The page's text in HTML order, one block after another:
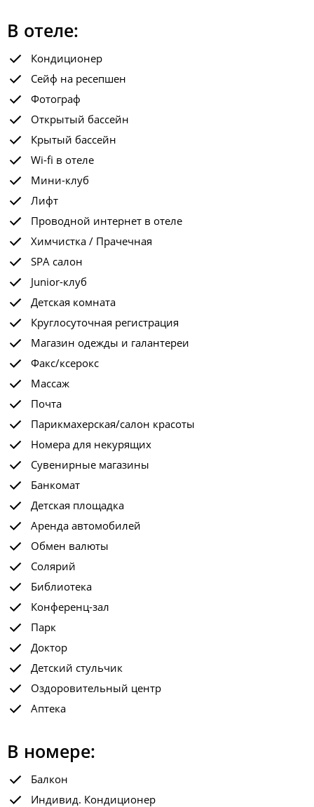
В отеле:
Кондиционер
Сейф на ресепшен
Фотограф
Открытый бассейн
Крытый бассейн
Wi-fi в отеле
Мини-клуб
Лифт
Проводной интернет в отеле
Химчистка / Прачечная
SPA салон
Junior-клуб
Детская комната
Круглосуточная регистрация
Магазин одежды и галантереи
Факс/ксерокс
Массаж
Почта
Парикмахерская/салон красоты
Номера для некурящих
Сувенирные магазины
Банкомат
Детская площадка
Аренда автомобилей
Обмен валюты
Солярий
Библиотека
Конференц-зал
Парк
Доктор
Детский стульчик
Оздоровительный центр
Аптека
В номере:
Балкон
Индивид. Кондиционер